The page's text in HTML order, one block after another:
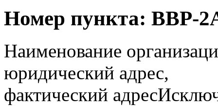
Номер пункта: ВВР-
Наименование
юридический адрес,
фактический адрес